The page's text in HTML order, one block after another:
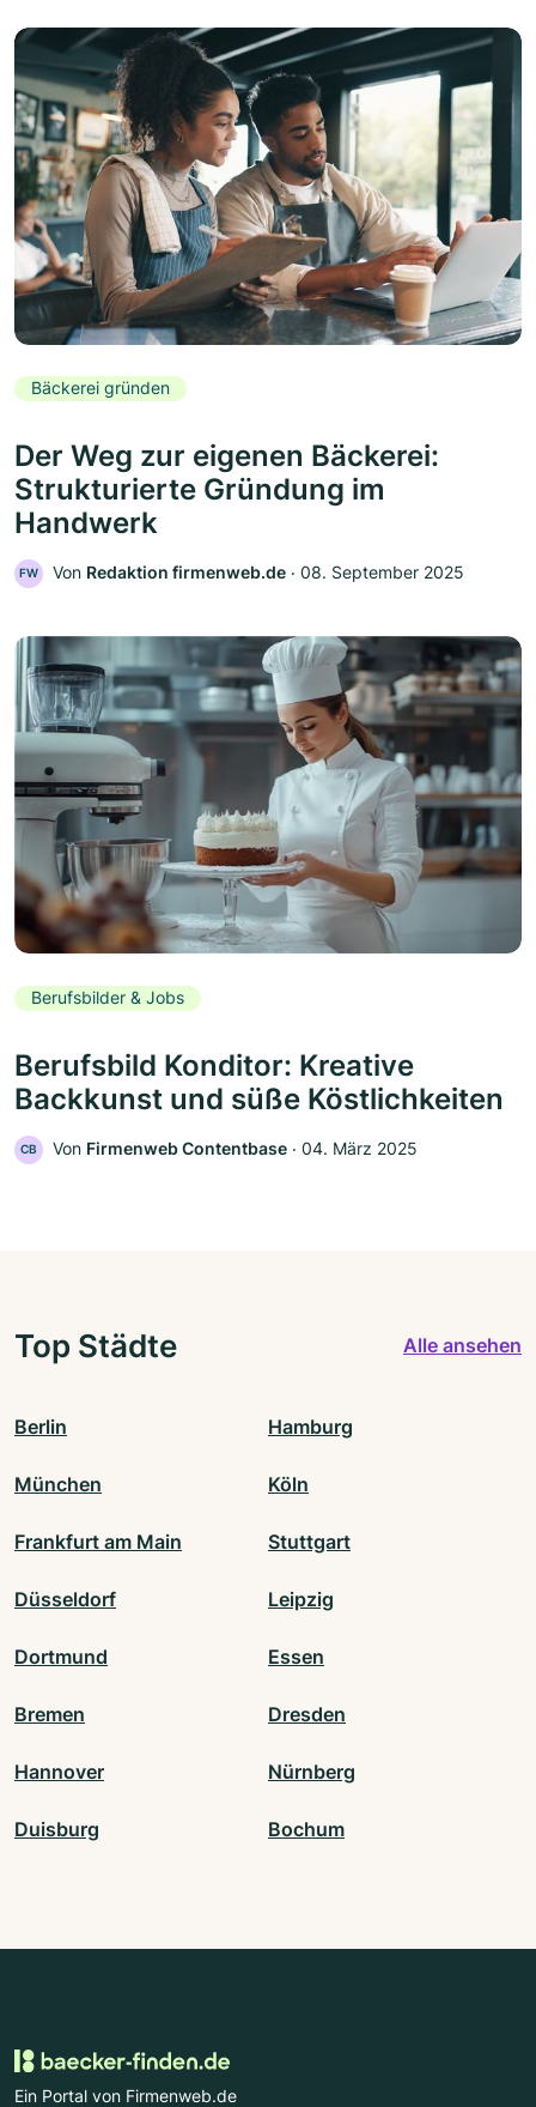
Bäckerei gründen
Der Weg zur eigenen Bäckerei:
Strukturierte Gründung im
Handwerk
FW Von Redaktion firmenweb.de ‧ 08. September 2025
Berufsbilder & Jobs
Berufsbild Konditor: Kreative
Backkunst und süße Köstlichkeiten
CB Von Firmenweb Contentbase ‧ 04. März 2025
Top Städte Alle ansehen
Berlin Hamburg
München Köln
Frankfurt am Main Stuttgart
Düsseldorf Leipzig
Dortmund Essen
Bremen Dresden
Hannover Nürnberg
Duisburg Bochum
Ein Portal von Firmenweb.de